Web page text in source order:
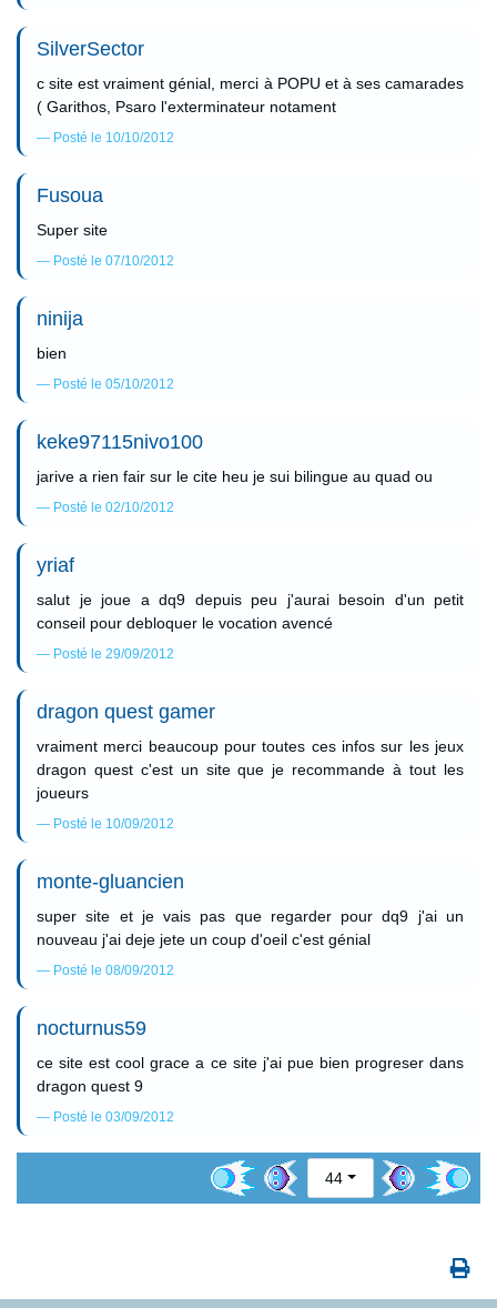
SilverSector
c site est vraiment génial, merci à POPU et à ses camarades
( Garithos, Psaro l'exterminateur notament
Posté le 10/10/2012
Fusoua
Super site
Posté le 07/10/2012
ninija
bien
Posté le 05/10/2012
keke97115nivo100
jarive a rien fair sur le cite heu je sui bilingue au quad ou
Posté le 02/10/2012
yriaf
salut je joue a dq9 depuis peu j'aurai besoin d'un petit
conseil pour debloquer le vocation avencé
Posté le 29/09/2012
dragon quest gamer
vraiment merci beaucoup pour toutes ces infos sur les jeux
dragon quest c'est un site que je recommande à tout les
joueurs
Posté le 10/09/2012
monte-gluancien
super site et je vais pas que regarder pour dq9 j'ai un
nouveau j'ai deje jete un coup d'oeil c'est génial
Posté le 08/09/2012
nocturnus59
ce site est cool grace a ce site j'ai pue bien progreser dans
dragon quest 9
Posté le 03/09/2012
44